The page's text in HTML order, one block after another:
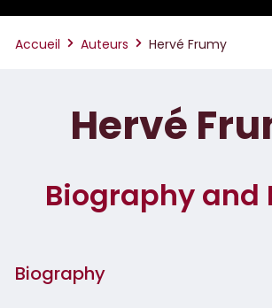
Accueil Auteurs Hervé Frumy
Hervé
Biography and
Biography